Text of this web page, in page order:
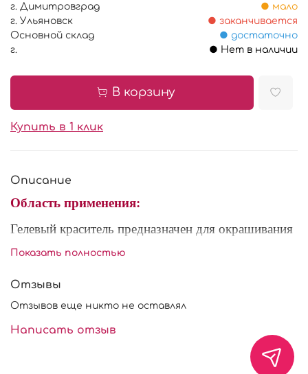
г. Димитровград
● мало
г. Ульяновск
● заканчивается
Основной склад
● достаточно
г.
● Нет в наличии
В корзину
Купить в 1 клик
Описание
Область применения:
Гелевый краситель предназначен для окрашивания
кондитерских изделий (желе, мастика, тесто,
употреблению концентрированный пищевой
различным жидкостям, кремам (белковому,
заварному), муссам, желе, мармеладам, джемам,
мороженому, взбитым сливкам, тестам, сахарной
Показать полностью
Отзывы
Отзывов еще никто не оставлял
Написать отзыв